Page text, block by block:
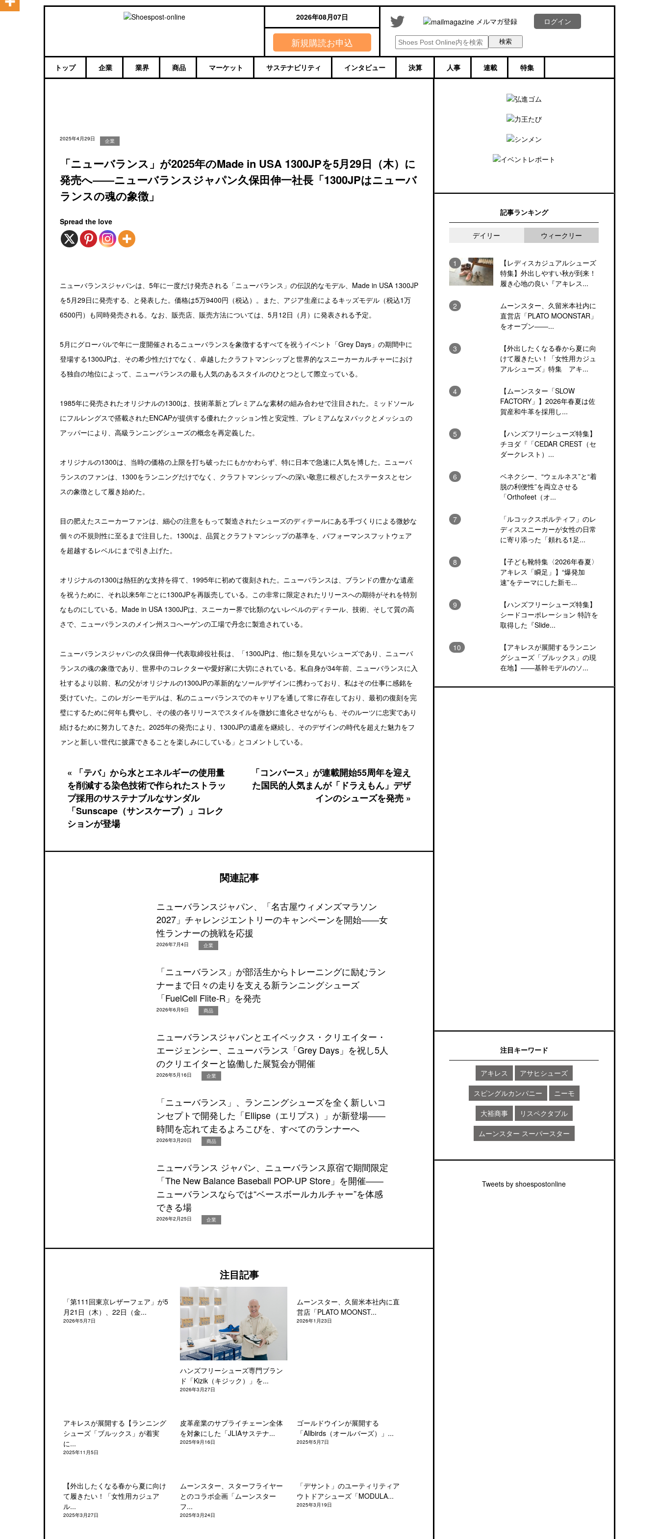
2026年08月07日
新規購読お申込
メルマガ登録 ログイン
トップ 企業 業界 商品 マーケット サステナビリティ インタビュー 決算 人事 連載 特集
2025年4月29日 企業
「ニューバランス」が2025年のMade in USA 1300JPを5月29日（木）に
発売へ――ニューバランスジャパン久保田伸一社長「1300JPはニューバ
ランスの魂の象徴」
Spread the love
ニューバランスジャパンは、5年に一度だけ発売される「ニューバランス」の伝説的なモデル、Made in USA 1300JP
を5月29日に発売する、と発表した。価格は5万9400円（税込）。また、アジア生産によるキッズモデル（税込1万
6500円）も同時発売される。なお、販売店、販売方法については、5月12日（月）に発表される予定。
5月にグローバルで年に一度開催されるニューバランスを象徴するすべてを祝うイベント「Grey Days」の期間中に
登場する1300JPは、その希少性だけでなく、卓越したクラフトマンシップと世界的なスニーカーカルチャーにおけ
る独自の地位によって、ニューバランスの最も人気のあるスタイルのひとつとして際立っている。
1985年に発売されたオリジナルの1300は、技術革新とプレミアムな素材の組み合わせで注目された。ミッドソール
にフルレングスで搭載されたENCAPが提供する優れたクッション性と安定性、プレミアムなヌバックとメッシュの
アッパーにより、高級ランニングシューズの概念を再定義した。
オリジナルの1300は、当時の価格の上限を打ち破ったにもかかわらず、特に日本で急速に人気を博した。ニューバ
ランスのファンは、1300をランニングだけでなく、クラフトマンシップへの深い敬意に根ざしたステータスとセン
スの象徴として履き始めた。
目の肥えたスニーカーファンは、細心の注意をもって製造されたシューズのディテールにある手づくりによる微妙な
個々の不規則性に至るまで注目した。1300は、品質とクラフトマンシップの基準を、パフォーマンスフットウェア
を超越するレベルにまで引き上げた。
オリジナルの1300は熱狂的な支持を得て、1995年に初めて復刻された。ニューバランスは、ブランドの豊かな遺産
を祝うために、それ以来5年ごとに1300JPを再販売している。この非常に限定されたリリースへの期待がそれを特別
なものにしている。Made in USA 1300JPは、スニーカー界で比類のないレベルのディテール、技術、そして質の高
さで、ニューバランスのメイン州スコへーゲンの工場で丹念に製造されている。
ニューバランスジャパンの久保田伸一代表取締役社長は、「1300JPは、他に類を見ないシューズであり、ニューバ
ランスの魂の象徴であり、世界中のコレクターや愛好家に大切にされている。私自身が34年前、ニューバランスに入
社するより以前、私の父がオリジナルの1300JPの革新的なソールデザインに携わっており、私はその仕事に感銘を
受けていた。このレガシーモデルは、私のニューバランスでのキャリアを通して常に存在しており、最初の復刻を完
璧にするために何年も費やし、その後の各リリースでスタイルを微妙に進化させながらも、そのルーツに忠実であり
続けるために努力してきた。2025年の発売により、1300JPの遺産を継続し、そのデザインの時代を超えた魅力をフ
ァンと新しい世代に披露できることを楽しみにしている」とコメントしている。
« 「テバ」から水とエネルギーの使用量
を削減する染色技術で作られたストラッ
プ採用のサステナブルなサンダル
「Sunscape（サンスケープ）」コレク
ションが登場
「コンバース」が連載開始55周年を迎え
た国民的人気まんが「ドラえもん」デザ
インのシューズを発売 »
関連記事
ニューバランスジャパン、「名古屋ウィメンズマラソン
2027」チャレンジエントリーのキャンペーンを開始――女
性ランナーの挑戦を応援
2026年7月4日 企業
「ニューバランス」が部活生からトレーニングに励むラン
ナーまで日々の走りを支える新ランニングシューズ
「FuelCell Flite‑R」を発売
2026年6月9日 商品
ニューバランスジャパンとエイベックス・クリエイター・
エージェンシー、ニューバランス「Grey Days」を祝し5人
のクリエイターと協働した展覧会が開催
2026年5月16日 企業
「ニューバランス」、ランニングシューズを全く新しいコ
ンセプトで開発した「Ellipse（エリプス）」が新登場――
時間を忘れて走るよろこびを、すべてのランナーへ
2026年3月20日 商品
ニューバランス ジャパン、ニューバランス原宿で期間限定
「The New Balance Baseball POP-UP Store」を開催――
ニューバランスならでは“ベースボールカルチャー”を体感
できる場
2026年2月25日 企業
注目記事
「第111回東京レザーフェア」が5
月21日（木）、22日（金...
2026年5月7日
ハンズフリーシューズ専門ブラン
ド「Kizik（キジック）」を...
2026年3月27日
ムーンスター、久留米本社内に直
営店「PLATO MOONST...
2026年1月23日
アキレスが展開する【ランニング
シューズ「ブルックス」が着実
に...
2025年11月5日
皮革産業のサプライチェーン全体
を対象にした「JLIAサステナ...
2025年9月16日
ゴールドウインが展開する
「Allbirds（オールバーズ）」...
2025年5月7日
【外出したくなる春から夏に向け
て履きたい！「女性用カジュア
ル...
2025年3月27日
ムーンスター、スターフライヤー
とのコラボ企画「ムーンスター
フ...
2025年3月24日
「デサント」のユーティリティア
ウトドアシューズ「MODULA...
2025年3月19日
記事ランキング
デイリー ウィークリー
【レディスカジュアルシューズ
特集】外出しやすい秋が到来！
履き心地の良い『アキレス...
ムーンスター、久留米本社内に
直営店「PLATO MOONSTAR」
をオープン――...
【外出したくなる春から夏に向
けて履きたい！「女性用カジュ
アルシューズ」特集 アキ...
【ムーンスター「SLOW
FACTORY」】2026年春夏は佐
賀産和牛革を採用し...
【ハンズフリーシューズ特集】
チヨダ『「CEDAR CREST（セ
ダークレスト）...
ベネクシー、“ウェルネス”と“着
脱の利便性”を両立させる
「Orthofeet（オ...
「ルコックスポルティフ」のレ
ディススニーカーが女性の日常
に寄り添った「頼れる1足...
【子ども靴特集〈2026年春夏〉
アキレス「瞬足」】“爆発加
速”をテーマにした新モ...
【ハンズフリーシューズ特集】
シードコーポレーション 特許を
取得した『Slide...
【アキレスが展開するランニン
グシューズ「ブルックス」の現
在地】――基幹モデルのソ...
注目キーワード
アキレス アサヒシューズ
スピングルカンパニー ニーモ
大裕商事 リスペクタブル
ムーンスター スーパースター
Tweets by shoespostonline